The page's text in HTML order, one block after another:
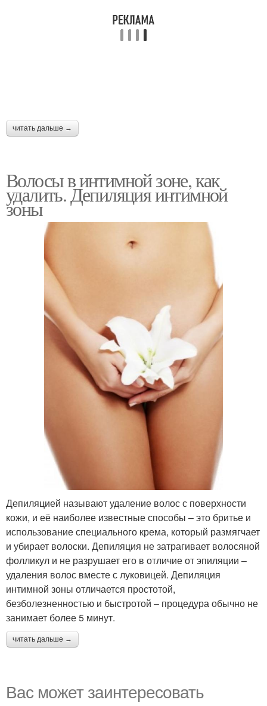
читать дальше →
Волосы в интимной зоне, как
удалить. Депиляция интимной
зоны
Депиляцией называют удаление волос с поверхности
кожи, и её наиболее известные способы – это бритье и
использование специального крема, который размягчает
и убирает волоски. Депиляция не затрагивает волосяной
фолликул и не разрушает его в отличие от эпиляции –
удаления волос вместе с луковицей. Депиляция
интимной зоны отличается простотой,
безболезненностью и быстротой – процедура обычно не
занимает более 5 минут.
читать дальше →
Вас может заинтересовать